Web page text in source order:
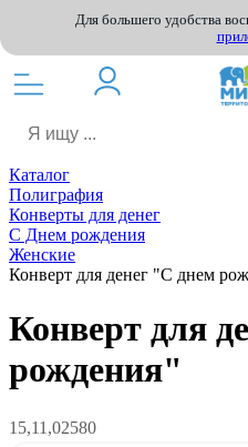
Для большего удобства
Каталог
Полиграфия
Конверты для денег
С Днем рождения
Женские
Конверт для денег "С днем
Конверт для
рождения"
15,11,02580